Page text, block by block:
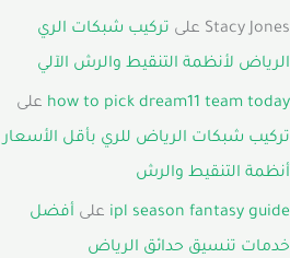
Stacy Jones على تركيب شبكات الري
الرياض لأنظمة التنقيط والرش الآلي
how to pick dream11 team today على
تركيب شبكات الرياض للري بأقل الأسعار |
أنظمة التنقيط والرش
ipl season fantasy guide على أفضل
خدمات تنسيق حدائق الرياض